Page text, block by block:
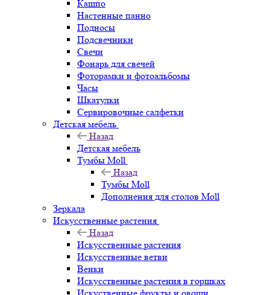
Кашпо
Настенные панно
Подносы
Подсвечники
Свечи
Фонарь для свечей
Фоторамки и фотоальбомы
Часы
Шкатулки
Сервировочные салфетки
Детская мебель
Назад
Детская мебель
Тумбы Moll
Назад
Тумбы Moll
Дополнения для столов Moll
Зеркала
Искусственные растения
Назад
Искусственные растения
Искусственные ветви
Венки
Искусственные растения в горшках